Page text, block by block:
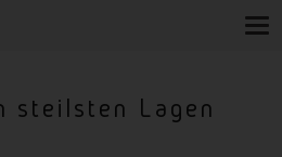
T
steilsten Lagen